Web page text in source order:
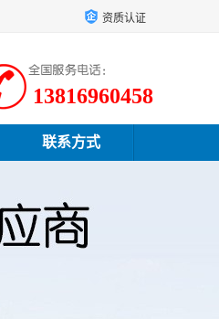
资质认证
13816960458
联系方式